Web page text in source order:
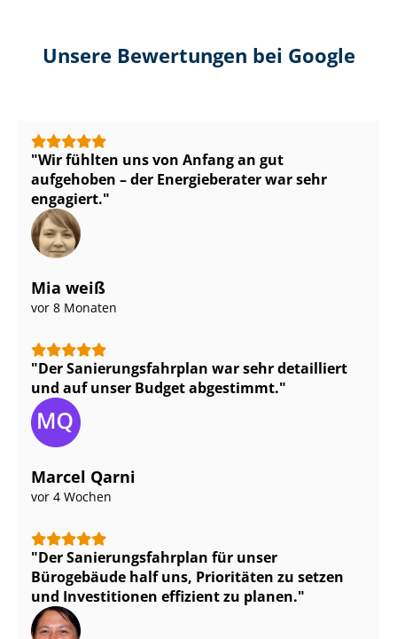
Unsere Bewertungen bei Google
Wir fühlten uns von Anfang an gut
aufgehoben – der Energieberater war sehr
engagiert.
Mia weiß
vor 8 Monaten
Der Sa­nie­rungs­fahr­plan war sehr detailliert
und auf unser Budget abgestimmt.
Marcel Qarni
vor 4 Wochen
Der Sa­nie­rungs­fahr­plan für unser
Bürogebäude half uns, Prioritäten zu setzen
und Investitionen effizient zu planen.